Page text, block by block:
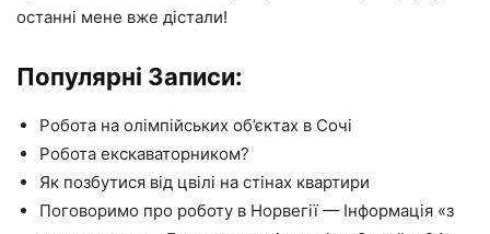
останні мене вже дістали!
Популярні Записи:
Робота на олімпійських об’єктах в Сочі
Робота екскаваторником?
Як позбутися від цвілі на стінах квартири
Поговоримо про роботу в Норвегії — Інформація «з